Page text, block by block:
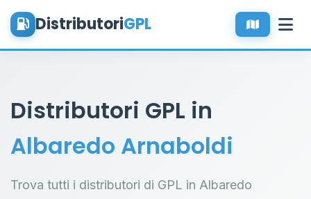
DistributoriGPL
Distributori GPL in
Albaredo Arnaboldi
Trova tutti i distributori di GPL in Albaredo